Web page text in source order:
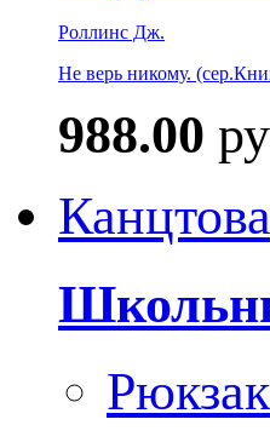
Роллинс Дж.
Не верь никому.
988.00